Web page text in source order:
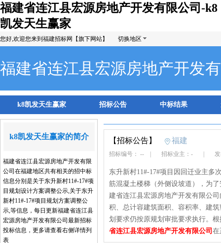
福建省连江县宏源房地产开发有限公司-k8
凯发天生赢家
您好,欢迎您来到福建招标网【旗下网站】 切换地区
福建省连江县宏源房地产开发
k8凯发天生赢家 招标公告 中标结果
k8凯发天生赢家的简介
福建省连江县宏源房地产开发有限
公司在福建地区共有相关的招中标
信息分别是关于东升新村11#-17#项
目规划设计方案调整公示,关于东升
新村11#-17#项目规划方案调整公
示,等信息，每日更新福建省连江县
宏源房地产开发有限公司最新招标
投标信息，更多请查看右侧详情列
表
【招标公告】 福建
招标编号： -- 招标业主：- 发
东升新村11#-17#项目因回迁业主多
筋混凝土楼梯（外侧设坡道），为
建省连江县宏源房地产开发有限公
积、总计容建筑面积、容积率、建
划要求仍按原规划审批要求执行。
省连江县宏源房地产开发有限公司 在